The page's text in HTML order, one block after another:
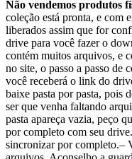
Não vendemos produtos
coleção está pronta, e com
liberados assim que for
drive para você fazer o
contém muitos arquivos, e
no site, o passo a passo de
você receberá o link do
baixe pasta por pasta, pois
ser que venha faltando
pasta apareça vazia, peço
por completo com seu
sincronizar por completo.–